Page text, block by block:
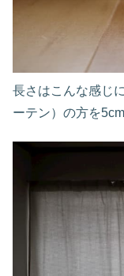
長さはこんな感じ
ーテン）の方を